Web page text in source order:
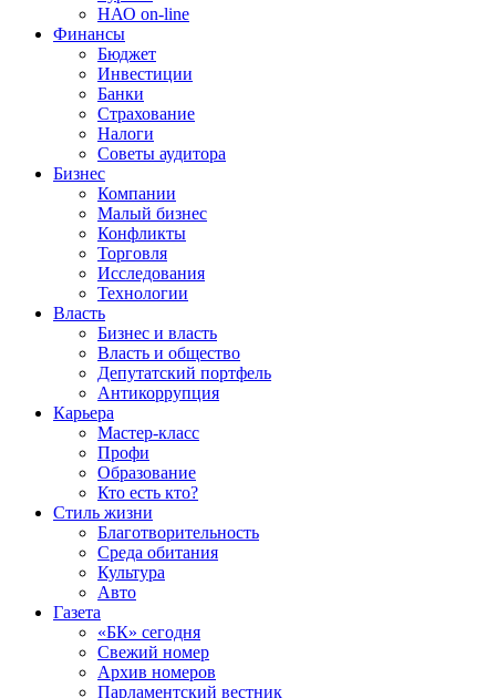
НАО on-line
Финансы
Бюджет
Инвестиции
Банки
Страхование
Налоги
Советы аудитора
Бизнес
Компании
Малый бизнес
Конфликты
Торговля
Исследования
Технологии
Власть
Бизнес и власть
Власть и общество
Депутатский портфель
Антикоррупция
Карьера
Мастер-класс
Профи
Образование
Кто есть кто?
Стиль жизни
Благотворительность
Среда обитания
Культура
Авто
Газета
«БК» сегодня
Свежий номер
Архив номеров
Парламентский вестник